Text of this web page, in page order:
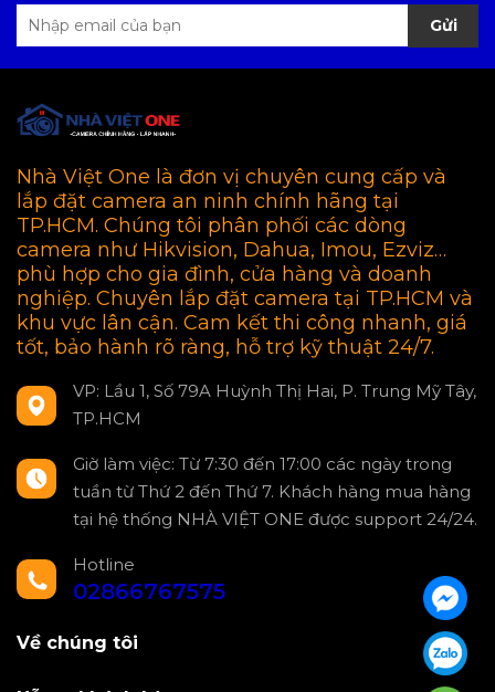
Gửi
Nhà Việt One là đơn vị chuyên cung cấp và
lắp đặt camera an ninh chính hãng tại
TP.HCM. Chúng tôi phân phối các dòng
camera như Hikvision, Dahua, Imou, Ezviz…
phù hợp cho gia đình, cửa hàng và doanh
nghiệp. Chuyên lắp đặt camera tại TP.HCM và
khu vực lân cận. Cam kết thi công nhanh, giá
tốt, bảo hành rõ ràng, hỗ trợ kỹ thuật 24/7.
VP: Lầu 1, Số 79A Huỳnh Thị Hai, P. Trung Mỹ Tây,
TP.HCM
Giờ làm việc: Từ 7:30 đến 17:00 các ngày trong
tuần từ Thứ 2 đến Thứ 7. Khách hàng mua hàng
tại hệ thống NHÀ VIỆT ONE được support 24/24.
Hotline
02866767575
Về chúng tôi